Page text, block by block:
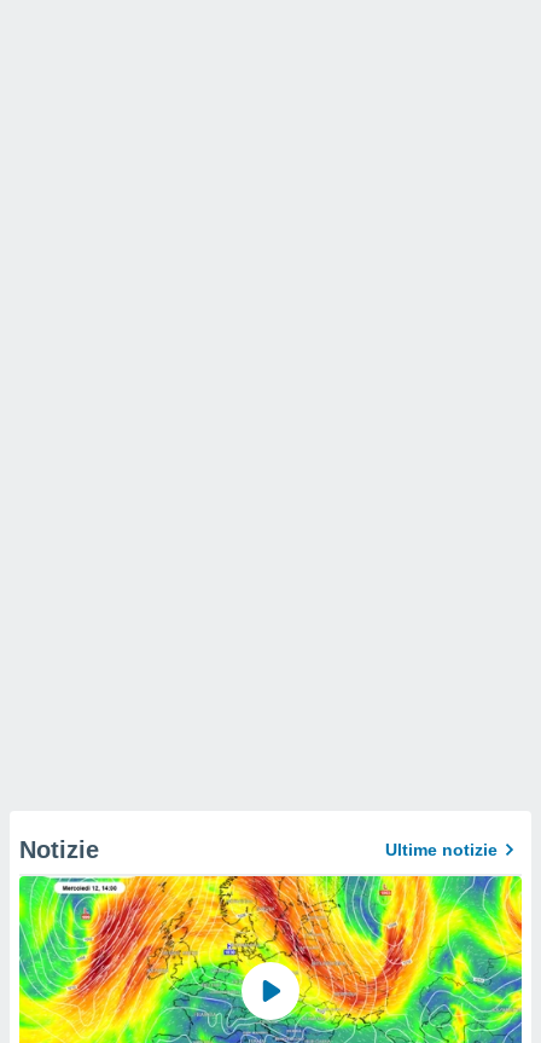
Notizie Ultime notizie